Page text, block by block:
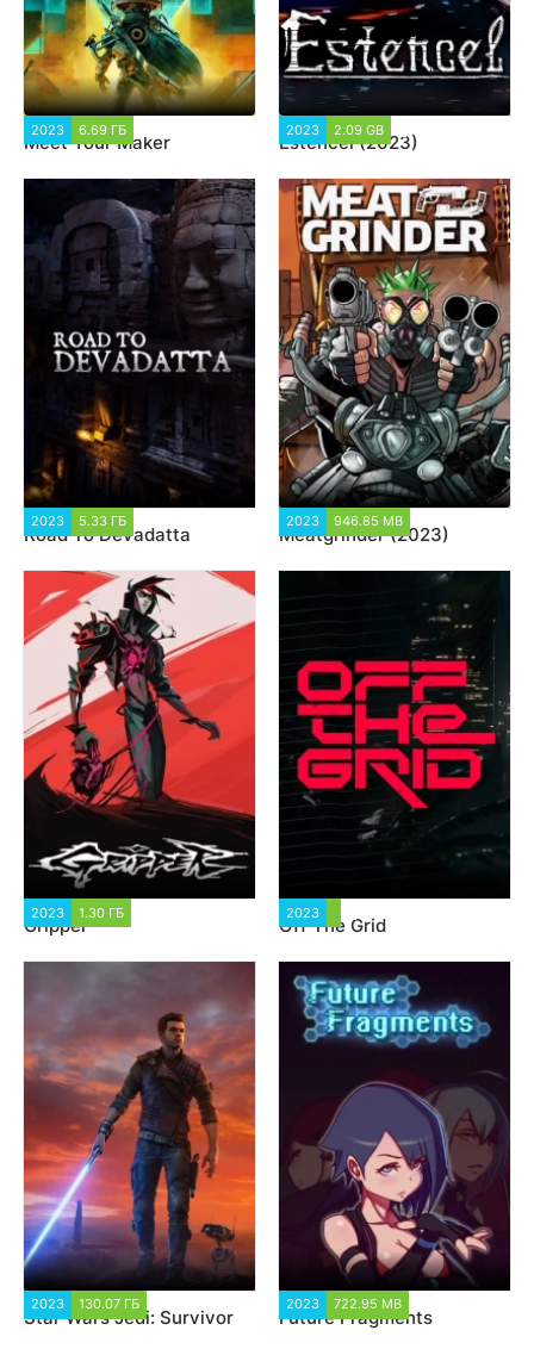
2023 6.69 ГБ
Meet Your Maker
2023 2.09 GB
Estencel (2023)
2023 5.33 ГБ
Road To Devadatta
2023 946.85 MB
Meatgrinder (2023)
2023 1.30 ГБ
Gripper
2023
Off The Grid
2023 130.07 ГБ
Star Wars Jedi: Survivor
2023 722.95 MB
Future Fragments